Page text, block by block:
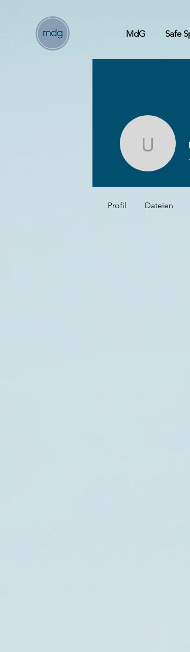
MdG Safe
Profil Dateien